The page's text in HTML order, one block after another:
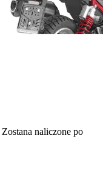
Zostana naliczone po